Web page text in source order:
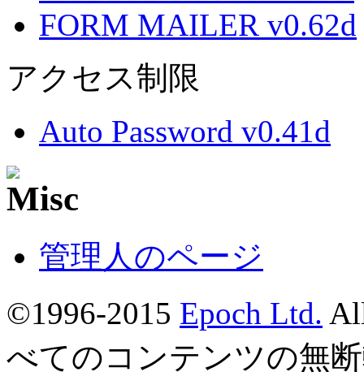
FORM MAILER v0.62d
アクセス制限
Auto Password v0.41d
管理人のページ
©1996-2015 Epoch Ltd.
べてのコンテンツの無